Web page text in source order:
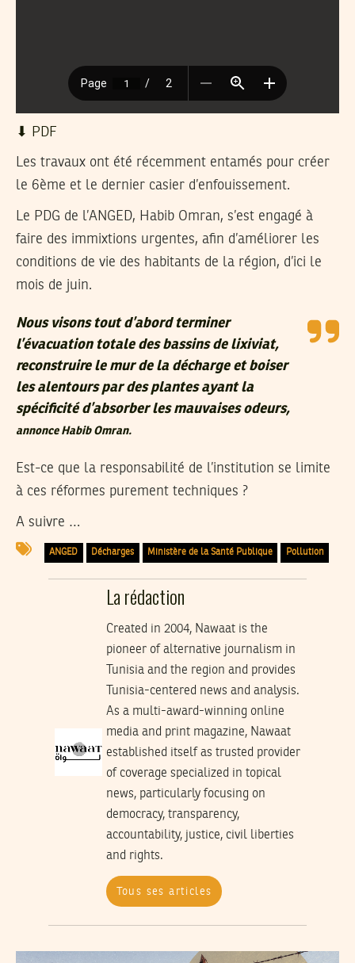
⬇︎ PDF
Les travaux ont été récemment entamés pour créer
le 6ème et le dernier casier d’enfouissement.
Le PDG de l’ANGED, Habib Omran, s’est engagé à
faire des immixtions urgentes, afin d’améliorer les
conditions de vie des habitants de la région, d’ici le
mois de juin.
Nous visons tout d’abord terminer
l’évacuation totale des bassins de lixiviat,
reconstruire le mur de la décharge et boiser
les alentours par des plantes ayant la
spécificité d’absorber les mauvaises odeurs,
annonce Habib Omran.
Est-ce que la responsabilité de l’institution se limite
à ces réformes purement techniques ?
A suivre …
ANGED Décharges Ministère de la Santé Publique Pollution
La rédaction
Created in 2004, Nawaat is the
pioneer of alternative journalism in
Tunisia and the region and provides
Tunisia-centered news and analysis.
As a multi-award-winning online
media and print magazine, Nawaat
established itself as trusted provider
of coverage specialized in topical
news, particularly focusing on
democracy, transparency,
accountability, justice, civil liberties
and rights.
Tous ses articles